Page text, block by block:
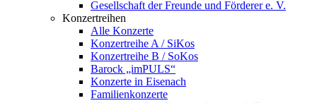
Gesellschaft der Freunde und Förderer e. V.
Konzertreihen
Alle Konzerte
Konzertreihe A / SiKos
Konzertreihe B / SoKos
Barock „imPULS“
Konzerte in Eisenach
Familienkonzerte